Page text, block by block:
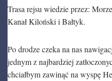
Trasa rejsu wiedzie przez:
Kanał Kiloński i Bałtyk.
Po drodze czeka na nas
jednym z najbardziej
chciałbym zawinąć na wyspę